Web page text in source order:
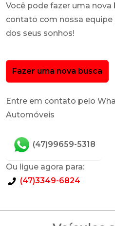
Você pode fazer uma nova
contato com nossa equipe
dos seus sonhos!
Fazer uma nova busca
Entre em contato pelo
Automóveis
(47)99659-5318
Ou ligue agora para:
(47)3349-6824